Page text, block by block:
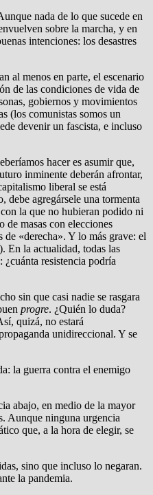
nada de lo que sucede en
sobre la marcha, y en
intenciones: los desastres
al menos en parte, el escenario
de las condiciones de vida de
gobiernos y movimientos
(los comunistas somos un
devenir un fascista, e incluso
hacer es asumir que,
inminente deberán afrontar,
liberal se está
debe agregársele una tormenta
la que no hubieran podido ni
de masas con elecciones
de «derecha». Y lo más grave: el
En la actualidad, todas las
¿cuánta resistencia podría
sin que casi nadie se rasgara
progre. ¿Quién lo duda?
quizá, no estará
unidireccional. Y se
la guerra contra el enemigo
abajo, en medio de la mayor
Aunque ninguna urgencia
que, a la hora de elegir, se
sino que incluso lo negaran.
la pandemia.